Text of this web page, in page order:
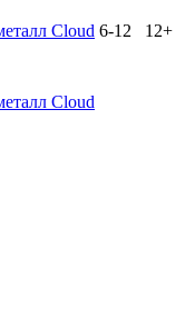
Cloud 6-12 12+
Cloud